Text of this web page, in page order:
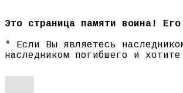
Это страница памяти воина!
* Если Вы являетесь
наследником погибшего и